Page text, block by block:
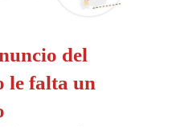
del
le falta un